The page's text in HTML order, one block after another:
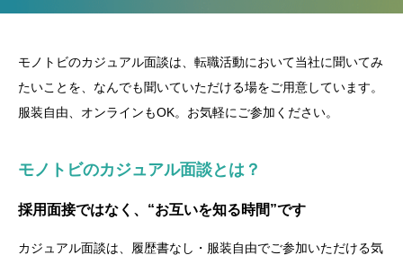
モノトビのカジュアル面談は、転職活動において当社に聞いてみ
たいことを、なんでも聞いていただける場をご用意しています。
服装自由、オンラインもOK。お気軽にご参加ください。
モノトビのカジュアル面談とは？
採用面接ではなく、“お互いを知る時間”です
カジュアル面談は、履歴書なし・服装自由でご参加いただける気